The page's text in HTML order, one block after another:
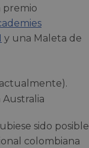
premio
y una Maleta de
sido posible
colombiana